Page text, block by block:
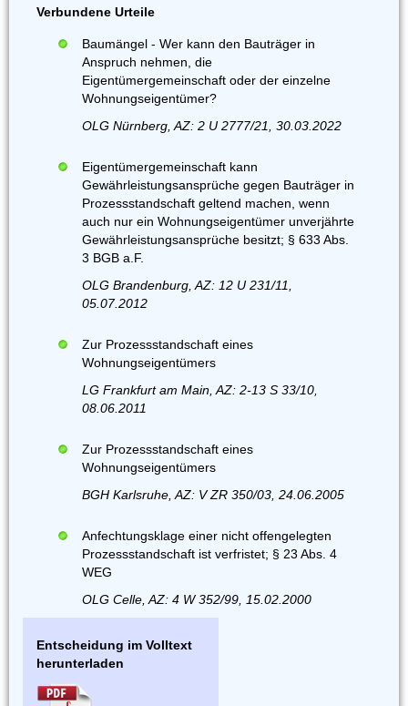
Verbundene Urteile
Baumängel - Wer kann den Bauträger in
Anspruch nehmen, die
Eigentümergemeinschaft oder der einzelne
Wohnungseigentümer?
OLG Nürnberg, AZ: 2 U 2777/21, 30.03.2022
Eigentümergemeinschaft kann
Gewährleistungsansprüche gegen Bauträger in
Prozessstandschaft geltend machen, wenn
auch nur ein Wohnungseigentümer unverjährte
Gewährleistungsansprüche besitzt; § 633 Abs.
3 BGB a.F.
OLG Brandenburg, AZ: 12 U 231/11,
05.07.2012
Zur Prozessstandschaft eines
Wohnungseigentümers
LG Frankfurt am Main, AZ: 2-13 S 33/10,
08.06.2011
Zur Prozessstandschaft eines
Wohnungseigentümers
BGH Karlsruhe, AZ: V ZR 350/03, 24.06.2005
Anfechtungsklage einer nicht offengelegten
Prozessstandschaft ist verfristet; § 23 Abs. 4
WEG
OLG Celle, AZ: 4 W 352/99, 15.02.2000
Entscheidung im Volltext
herunterladen